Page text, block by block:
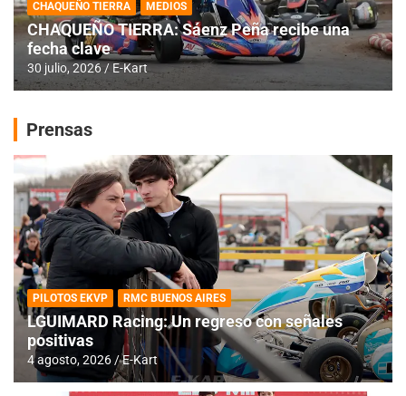
CHAQUEÑO TIERRA MEDIOS
CHAQUEÑO TIERRA: Sáenz Peña recibe una
fecha clave
30 julio, 2026 E-Kart
Prensas
PILOTOS EKVP RMC BUENOS AIRES
LGUIMARD Racing: Un regreso con señales
positivas
4 agosto, 2026 E-Kart